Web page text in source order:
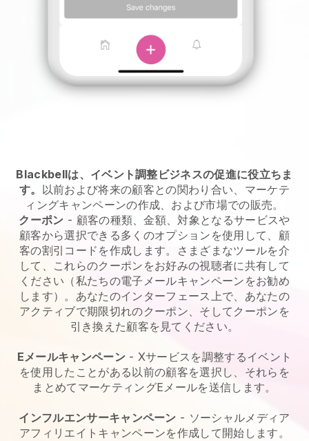
Blackbellは、イベント調整ビジネスの促進に役立ちま
す。 以前および将来の顧客との関わり合い、マーケテ
ィングキャンペーンの作成、および市場での販売。
クーポン - 顧客の種類、金額、対象となるサービスや
顧客から選択できる多くのオプションを使用して、顧
客の割引コードを作成します。さまざまなツールを介
して、これらのクーポンをお好みの視聴者に共有して
ください（私たちの電子メールキャンペーンをお勧め
します）。あなたのインターフェース上で、あなたの
アクティブで期限切れのクーポン、そしてクーポンを
引き換えた顧客を見てください。
Eメールキャンペーン- Xサービスを調整するイベント
を使用したことがある以前の顧客を選択し、それらを
まとめてマーケティングEメールを送信します。
インフルエンサーキャンペーン - ソーシャルメディア
アフィリエイトキャンペーンを作成して開始します。